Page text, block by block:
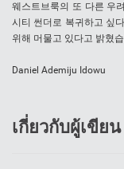
웨스트브룩의 또 다른 우
시티 썬더로 복귀하고 싶
위해 머물고 있다고 밝혔
Daniel Ademiju Idowu
เกี่ยวกับผู้เขียน